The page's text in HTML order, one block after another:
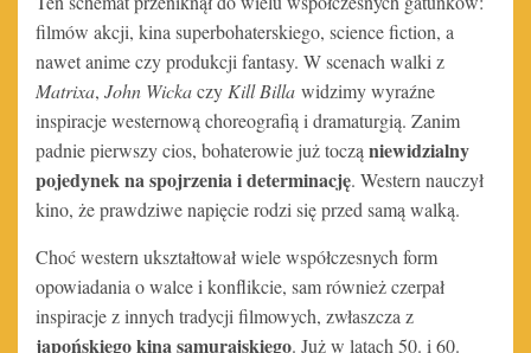
filmów akcji, kina superbohaterskiego, science fiction, a
nawet anime czy produkcji fantasy. W scenach walki z
Matrixa, John WickaczyKill Billa widzimy wyraźne
inspiracje westernową choreografią i dramaturgią. Zanim
padnie pierwszy cios, bohaterowie już tocząniewidzialny
pojedynek na spojrzenia i determinację. Western nauczył
kino, że prawdziwe napięcie rodzi się przed samą walką.
Choć western ukształtował wiele współczesnych form
opowiadania o walce i konflikcie, sam również czerpał
inspiracje z innych tradycji filmowych, zwłaszcza z
japońskiego kina samurajskiego. Już w latach 50. i 60.